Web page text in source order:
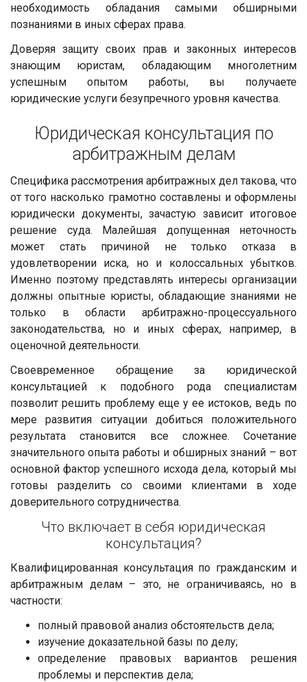
необходимость обладания самыми обширными
познаниями в иных сферах права.
Доверяя защиту своих прав и законных интересов
знающим юристам, обладающим многолетним
успешным опытом работы, вы получаете
юридические услуги безупречного уровня качества.
Юридическая консультация по
арбитражным делам
Специфика рассмотрения арбитражных дел такова, что
от того насколько грамотно составлены и оформлены
юридически документы, зачастую зависит итоговое
решение суда. Малейшая допущенная неточность
может стать причиной не только отказа в
удовлетворении иска, но и колоссальных убытков.
Именно поэтому представлять интересы организации
должны опытные юристы, обладающие знаниями не
только в области арбитражно-процессуального
законодательства, но и иных сферах, например, в
оценочной деятельности.
Своевременное обращение за юридической
консультацией к подобного рода специалистам
позволит решить проблему еще у ее истоков, ведь по
мере развития ситуации добиться положительного
результата становится все сложнее. Сочетание
значительного опыта работы и обширных знаний – вот
основной фактор успешного исхода дела, который мы
готовы разделить со своими клиентами в ходе
доверительного сотрудничества.
Что включает в себя юридическая
консультация?
Квалифицированная консультация по гражданским и
арбитражным делам – это, не ограничиваясь, но в
частности:
полный правовой анализ обстоятельств дела;
изучение доказательной базы по делу;
определение правовых вариантов решения
проблемы и перспектив дела;